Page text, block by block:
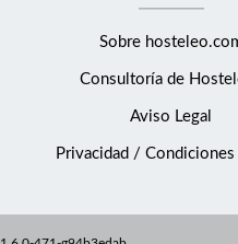
Sobre
Consultoría de
Aviso Legal
Privacidad / Condiciones